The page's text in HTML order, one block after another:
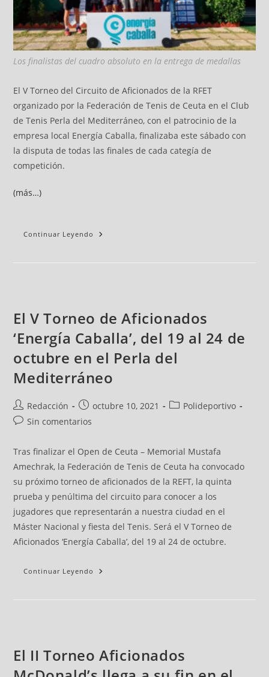
Los finalistas del cuadro absoluto en la entrega de medallas
El V Torneo del Circuito de Aficionados de la RFET
organizado por la Federación de Tenis de Ceuta en el Club
de Tenis Perla del Mediterráneo, con el patrocinio de la
empresa local Energía Caballa, finalizaba este sábado con
la disputa de todas las finales de cada categía de
competición.
(más…)
Continuar Leyendo
El V Torneo de Aficionados
‘Energía Caballa’, del 19 al 24 de
octubre en el Perla del
Mediterráneo
Redacción octubre 10, 2021
Polideportivo
Sin comentarios
Tras finalizar el Open de Ceuta – Memorial Mustafa
Amechrak, la Federación de Tenis de Ceuta ha convocado
su próximo torneo de aficionados de la REFT, la quinta
prueba y penúltima del circuito para conocer a los
jugadores que representarán a nuestra ciudad en el
Máster Nacional y fiesta del Tenis. Será el V Torneo de
Aficionados ‘Energía Caballa’, del 19 al 24 de octubre.
Continuar Leyendo
El II Torneo Aficionados